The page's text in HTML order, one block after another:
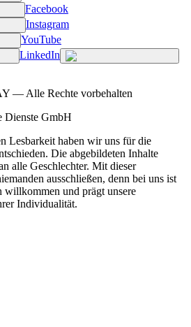
Facebook
Instagram
YouTube
LinkedIn
— Alle Rechte vorbehalten
Dienste GmbH
Lesbarkeit haben wir uns für die
Die abgebildeten Inhalte
alle Geschlechter. Mit dieser
ausschließen, denn bei uns ist
willkommen und prägt unsere
Individualität.